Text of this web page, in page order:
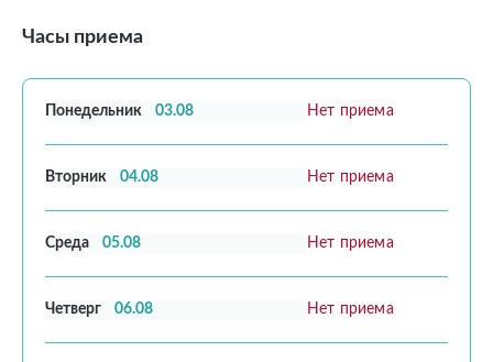
Часы приема
Понедельник 03.08 Нет приема
Вторник 04.08 Нет приема
Среда 05.08 Нет приема
Четверг 06.08 Нет приема